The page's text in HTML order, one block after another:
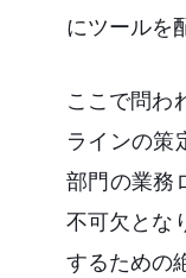
にツールを
ここで問わ
ラインの策
部門の業務
不可欠とな
するための